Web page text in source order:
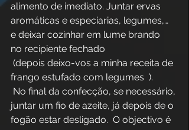
alimento de imediato. Juntar ervas
aromáticas e especiarias, legumes,…
e deixar cozinhar em lume brando
no recipiente fechado
(depois deixo-vos a minha receita de
frango estufado com legumes  ).
juntar um fio de azeite, já depois de o
fogão estar desligado.  O objectivo é